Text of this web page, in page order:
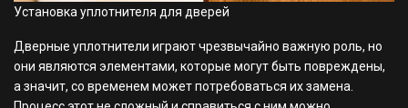
Установка уплотнителя для дверей
Дверные уплотнители играют чрезвычайно важную роль, но
они являются элементами, которые могут быть повреждены,
а значит, со временем может потребоваться их замена.